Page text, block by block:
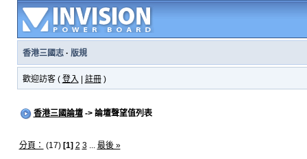
香港三國志· 版規
歡迎訪客 ( 登入 註冊)
香港三國論壇-> 論壇聲望值列表
分頁： (17) [1] 2 3... 最後 »